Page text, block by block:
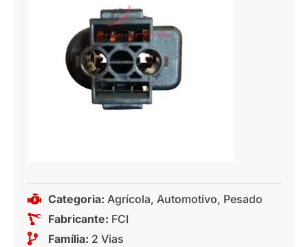
Categoria: Agrícola, Automotivo, Pesado
Fabricante: FCI
Família: 2 Vias